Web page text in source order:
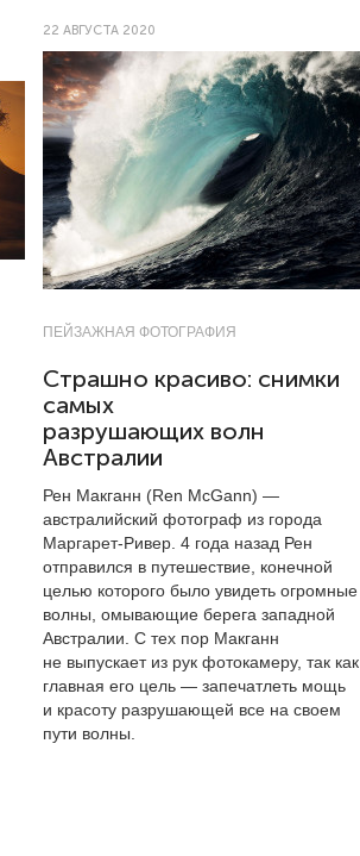
22 АВГУСТА 2020
ПЕЙЗАЖНАЯ ФОТОГРАФИЯ
Страшно красиво: снимки
самых
разрушающих волн
Австралии
Рен Макганн (Ren McGann) —
австралийский фотограф из города
Маргарет-Ривер. 4 года назад Рен
отправился в путешествие, конечной
целью которого было увидеть огромные
волны, омывающие берега западной
Австралии. С тех пор Макганн
не выпускает из рук фотокамеру, так как
главная его цель — запечатлеть мощь
и красоту разрушающей все на своем
пути волны.